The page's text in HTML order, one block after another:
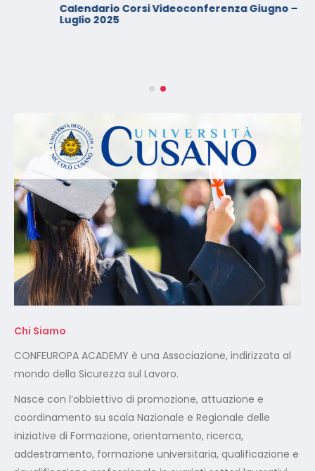
Calendario Corsi Videoconferenza Giugno –
Luglio 2025
CONFEUROPA ACADEMY è una Associazione, indirizzata al
mondo della Sicurezza sul Lavoro.
Nasce con l’obbiettivo di promozione, attuazione e
coordinamento su scala Nazionale e Regionale delle
iniziative di Formazione, orientamento, ricerca,
addestramento, formazione universitaria, qualificazione e
riqualificazione professionale in svariati settori lavorativi.